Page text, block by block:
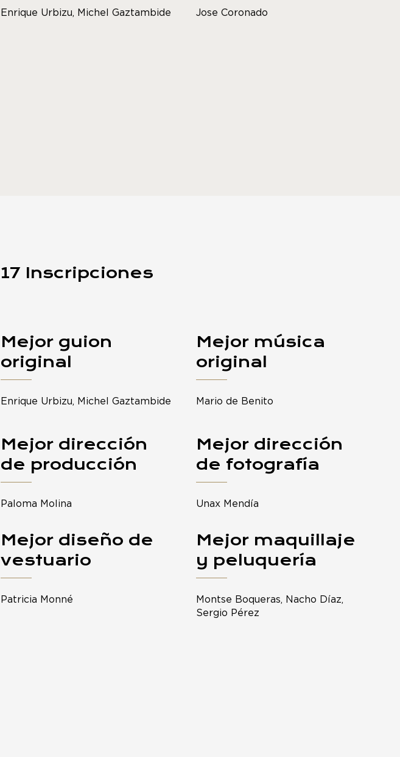
Enrique Urbizu, Michel Gaztambide Jose Coronado
17 Inscripciones
Mejor guion
original
Enrique Urbizu, Michel Gaztambide
Mejor música
original
Mario de Benito
Mejor dirección
de producción
Paloma Molina
Mejor dirección
de fotografía
Unax Mendía
Mejor diseño de
vestuario
Patricia Monné
Mejor maquillaje
y peluquería
Montse Boqueras, Nacho Díaz,
Sergio Pérez